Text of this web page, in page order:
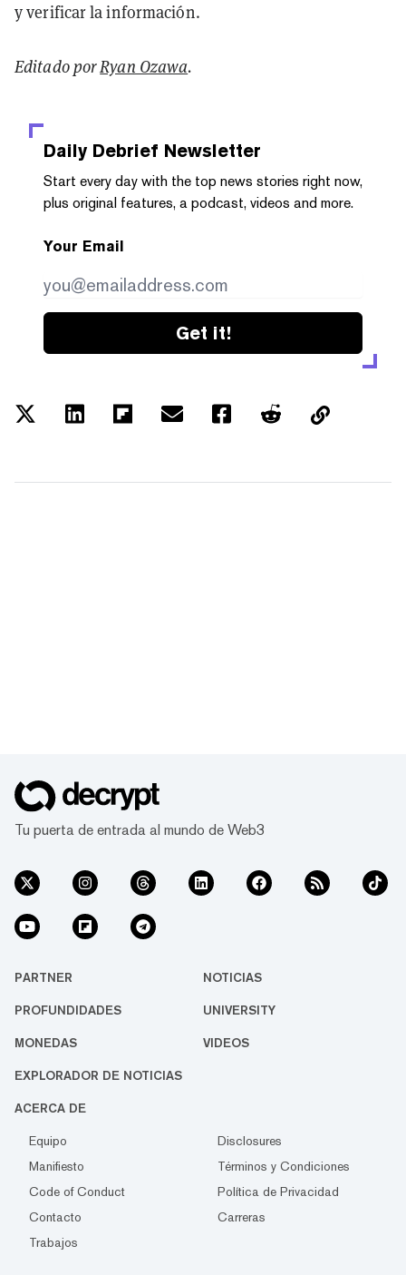
y verificar la información.
Editado porRyan Ozawa.
Daily Debrief Newsletter
Start every day with the top news stories right now,
plus original features, a podcast, videos and more.
Your Email
Get it!
Tu puerta de entrada al mundo de Web3
PARTNER NOTICIAS
PROFUNDIDADES UNIVERSITY
MONEDAS VIDEOS
EXPLORADOR DE NOTICIAS
ACERCA DE
Equipo
Disclosures
Manifiesto
Términos y Condiciones
Code of Conduct
Política de Privacidad
Contacto
Carreras
Trabajos